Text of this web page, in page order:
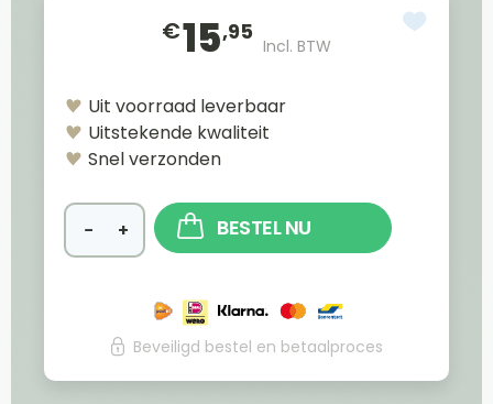
€15,95
Incl. BTW
Uit voorraad leverbaar
Uitstekende kwaliteit
Snel verzonden
− + BESTEL NU
Beveiligd bestel en betaalproces